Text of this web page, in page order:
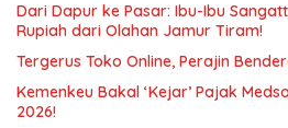
Dari Dapur ke Pasar: Ibu-Ibu
Rupiah dari Olahan Jamur Tiram!
Tergerus Toko Online, Perajin
Kemenkeu Bakal ‘Kejar’ Pajak
2026!